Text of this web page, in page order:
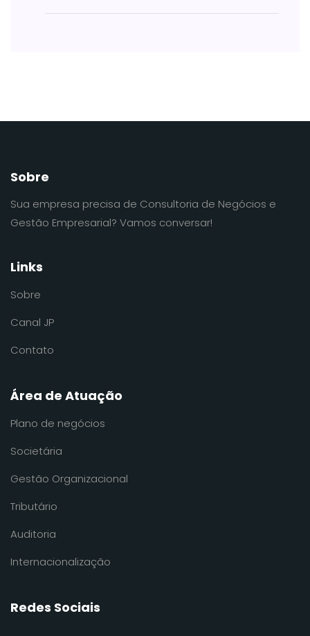
Sobre
Sua empresa precisa de Consultoria de Negócios e
Gestão Empresarial? Vamos conversar!
Links
Sobre
Canal JP
Contato
Área de Atuação
Plano de negócios
Societária
Gestão Organizacional
Tributário
Auditoria
Internacionalização
Redes Sociais